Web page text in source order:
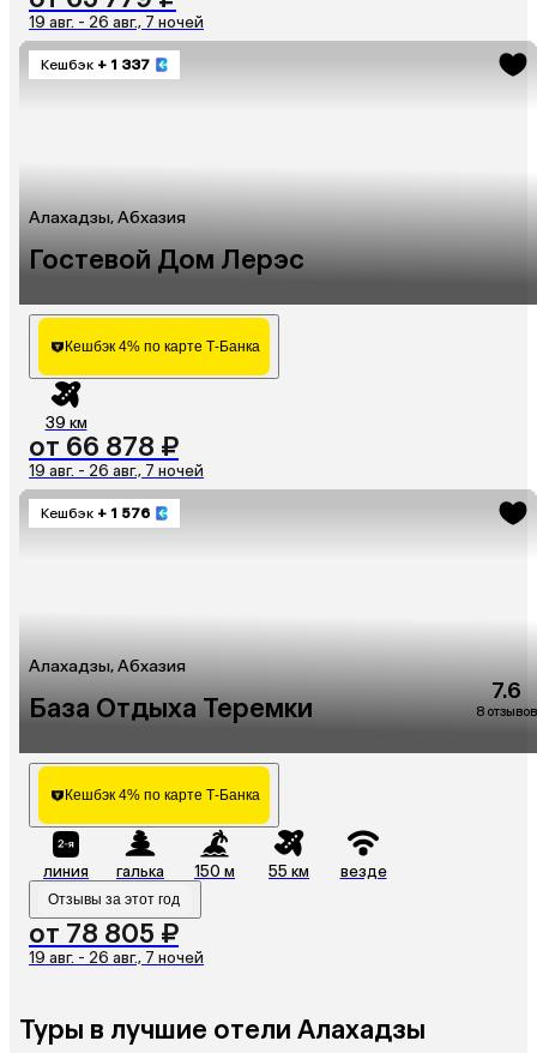
19 авг. - 26 авг., 7 ночей
Кешбэк + 1 337
Алахадзы, Абхазия
Гостевой Дом Лерэс
Кешбэк 4% по карте Т-Банка
39 км
от 66 878 ₽
19 авг. - 26 авг., 7 ночей
Кешбэк + 1 576
Алахадзы, Абхазия
База Отдыха Теремки
7.6
8 отзывов
Кешбэк 4% по карте Т-Банка
линия галька 150 м 55 км везде
Отзывы за этот год
от 78 805 ₽
19 авг. - 26 авг., 7 ночей
Туры в лучшие отели Алахадзы